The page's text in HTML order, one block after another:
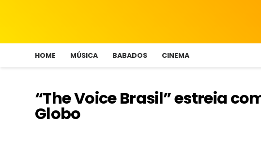
HOME MÚSICA BABADOS CINEMA
“The Voice Brasil” estreia
Globo